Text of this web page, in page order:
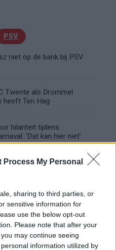
Process My Personal
sharing to third parties, or
sensitive information for
use the below opt-out
Please note that after your
may continue seeing
information utilized by
PSV
niet op de bank bij PSV
Twente als Drommel
heeft Ten Hag
hilariteit tijdens
'Dat kan hier niet'
PSV: Bosz snoeihard, fans
nu op weg naar de
Babadi
België met achterstand: